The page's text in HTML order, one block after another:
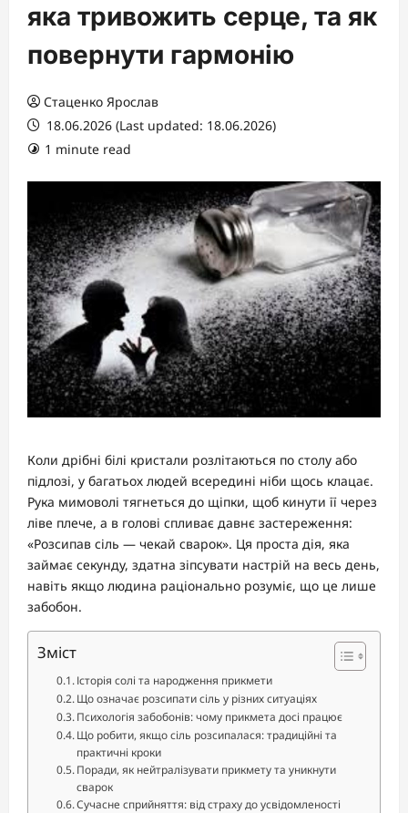
яка тривожить серце, та як
повернути гармонію
Стаценко Ярослав
18.06.2026 (Last updated: 18.06.2026)
1 minute read
Коли дрібні білі кристали розлітаються по столу або
підлозі, у багатьох людей всередині ніби щось клацає.
Рука мимоволі тягнеться до щіпки, щоб кинути її через
ліве плече, а в голові спливає давнє застереження:
«Розсипав сіль — чекай сварок». Ця проста дія, яка
займає секунду, здатна зіпсувати настрій на весь день,
навіть якщо людина раціонально розуміє, що це лише
забобон.
Зміст
Історія солі та народження прикмети
Що означає розсипати сіль у різних ситуаціях
Психологія забобонів: чому прикмета досі працює
Що робити, якщо сіль розсипалася: традиційні та
практичні кроки
Поради, як нейтралізувати прикмету та уникнути
сварок
Сучасне сприйняття: від страху до усвідомленості